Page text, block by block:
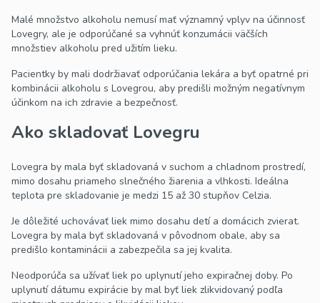
Malé množstvo alkoholu nemusí mať významný vplyv na účinnosť
Lovegry, ale je odporúčané sa vyhnúť konzumácii väčších
množstiev alkoholu pred užitím lieku.
Pacientky by mali dodržiavať odporúčania lekára a byť opatrné pri
kombinácii alkoholu s Lovegrou, aby predišli možným negatívnym
účinkom na ich zdravie a bezpečnosť.
Ako skladovať Lovegru
Lovegra by mala byť skladovaná v suchom a chladnom prostredí,
mimo dosahu priameho slnečného žiarenia a vlhkosti. Ideálna
teplota pre skladovanie je medzi 15 až 30 stupňov Celzia.
Je dôležité uchovávať liek mimo dosahu detí a domácich zvierat.
Lovegra by mala byť skladovaná v pôvodnom obale, aby sa
predišlo kontaminácii a zabezpečila sa jej kvalita.
Neodporúča sa užívať liek po uplynutí jeho expiračnej doby. Po
uplynutí dátumu expirácie by mal byť liek zlikvidovaný podľa